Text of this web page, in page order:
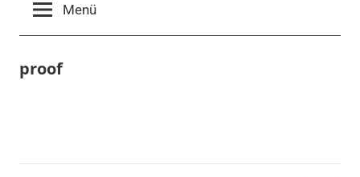
Menü
proof